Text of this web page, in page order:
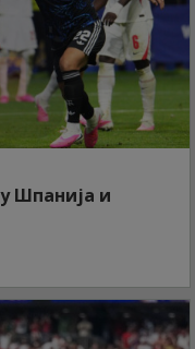
Шпанија и